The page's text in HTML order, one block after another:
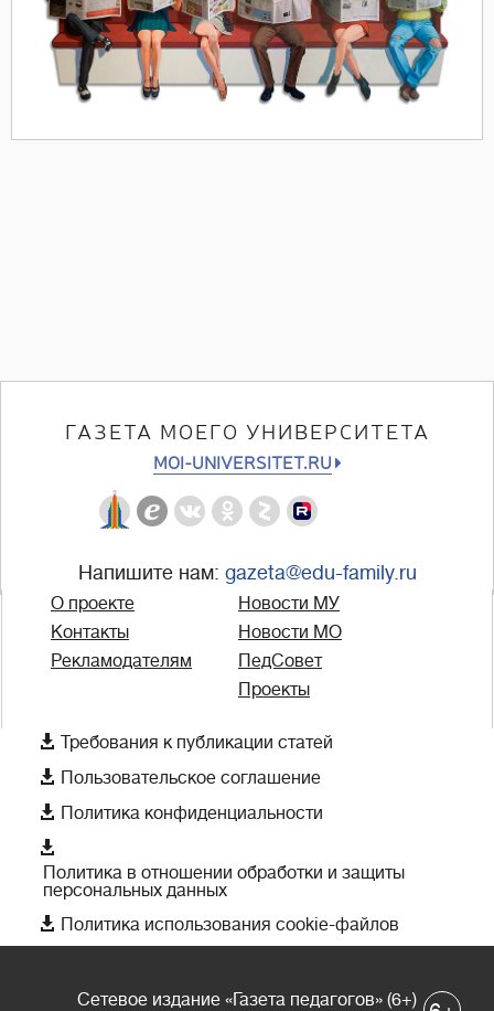
ГАЗЕТА МОЕГО УНИВЕРСИТЕТА
MOI-UNIVERSITET.RU
Напишите нам: gazeta@edu-family.ru
О проекте
Контакты
Рекламодателям
Новости МУ
Новости МО
ПедСовет
Проекты
 Требования к публикации статей
 Пользовательское соглашение
 Политика конфиденциальности

Политика в отношении обработки и защиты
персональных данных
 Политика использования cookie-файлов
Сетевое издание «Газета педагогов» (6+)